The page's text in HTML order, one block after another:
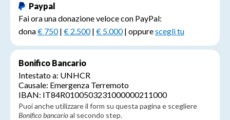
Paypal
Fai ora una donazione veloce con PayPal:
dona€ 750| € 2.500| € 5.000| oppurescegli tu
Bonifico Bancario
Intestato a: UNHCR
Causale: Emergenza Terremoto
IBAN: IT84R0100503231000000211000
Puoi anche utilizzare il form su questa pagina e scegliere
Bonifico bancarioal secondo step.